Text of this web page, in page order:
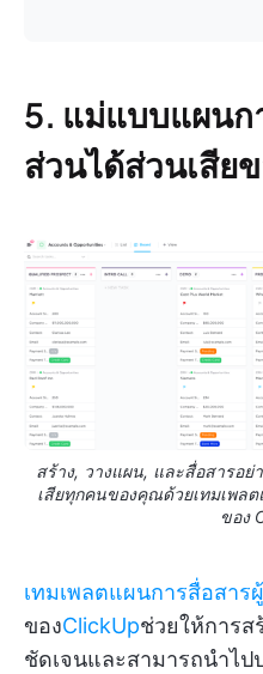
5. แม่แบบแผนก
ส่วนได้ส่วนเสีย
สร้าง, วางแผน, และสื่อสารอ
เสียทุกคนของคุณด้วยเทมเพล
ของ
เทมเพลตแผนการสื่อสาร
ของClickUpช่วยให้การส
ชัดเจนและสามารถนำไ